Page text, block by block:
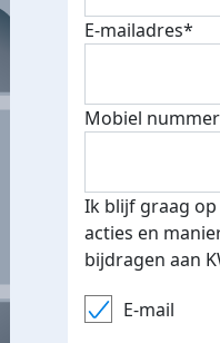
E-mailadres*
Mobiel nummer
Ik blijf graag
acties en
bijdragen aan
E-mail